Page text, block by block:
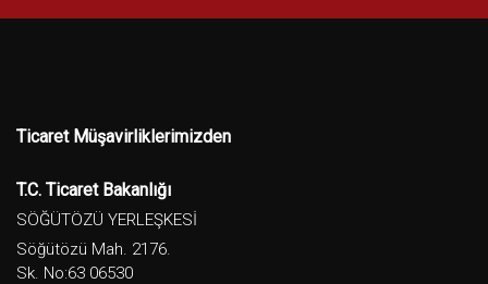
Ticaret Müşavirliklerimizden
T.C. Ticaret Bakanlığı
SÖĞÜTÖZÜ YERLEŞKESİ
Söğütözü Mah. 2176.
Sk. No:63 06530